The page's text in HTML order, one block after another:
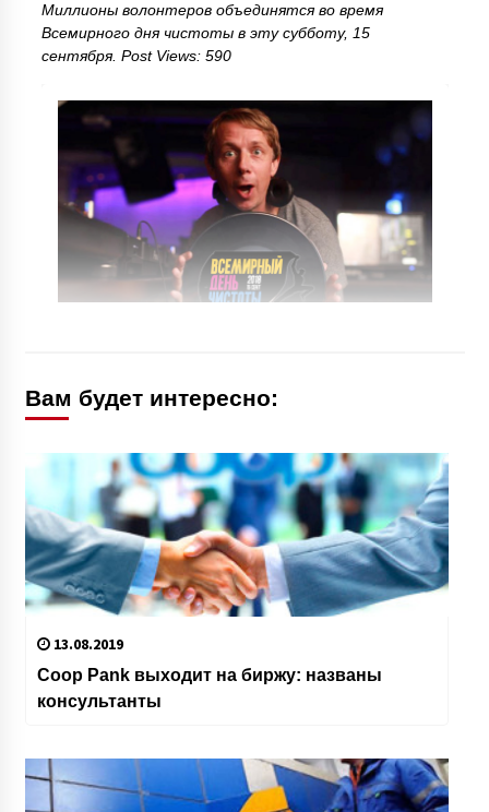
Миллионы волонтеров объединятся во время
Всемирного дня чистоты в эту субботу, 15
сентября. Post Views: 590
Вам будет интересно:
13.08.2019
Coop Pank выходит на биржу: названы
консультанты